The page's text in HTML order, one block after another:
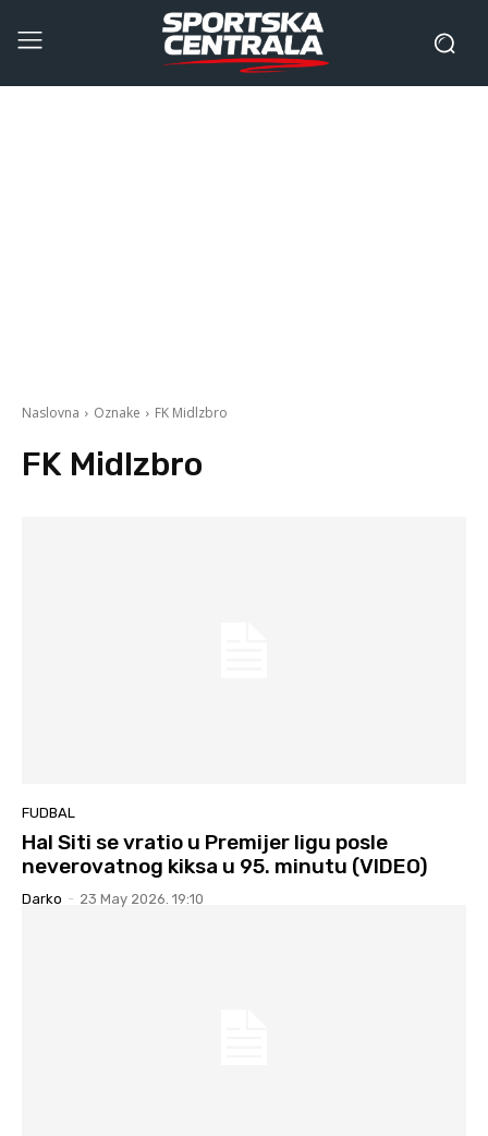
Naslovna Oznake FK Midlzbro
FK Midlzbro
FUDBAL
Hal Siti se vratio u Premijer ligu posle
neverovatnog kiksa u 95. minutu (VIDEO)
Darko - 23 May 2026. 19:10